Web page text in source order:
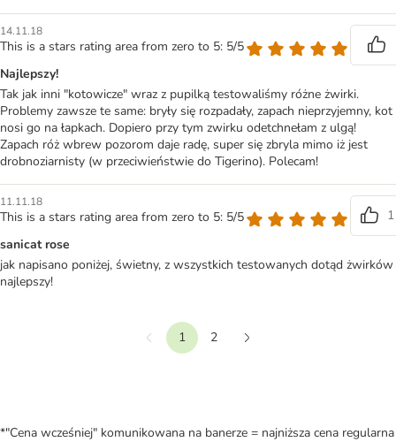
14.11.18
This is a stars rating area from zero to 5: 5/5
Najlepszy!
Tak jak inni "kotowicze" wraz z pupilką testowaliśmy różne żwirki.
Problemy zawsze te same: bryły się rozpadały, zapach nieprzyjemny, kot
nosi go na łapkach. Dopiero przy tym zwirku odetchnełam z ulgą!
Zapach róż wbrew pozorom daje radę, super się zbryla mimo iż jest
drobnoziarnisty (w przeciwieństwie do Tigerino). Polecam!
11.11.18
This is a stars rating area from zero to 5: 5/5
1
sanicat rose
jak napisano poniżej, świetny, z wszystkich testowanych dotąd żwirków
najlepszy!
Wstecz1
2
*"Cena wcześniej" komunikowana na banerze = najniższa cena regularna